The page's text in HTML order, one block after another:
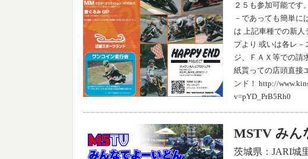
２５も参加可能です
－であっても簡単に
は 上記車種での新
プより 或いは各レ
ジ、ＦＡＸ等での
紙貰っての店頭直接
ンド！ http://
v=pYD_PrB5Rh0
MSTV みん
茨城県：JARI城